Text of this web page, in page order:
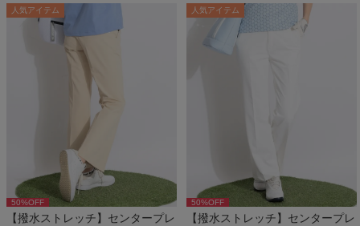
人気アイテム
50%OFF
【撥水ストレッチ】センタープレ
人気アイテム
50%OFF
【撥水ストレッチ】センタープレ